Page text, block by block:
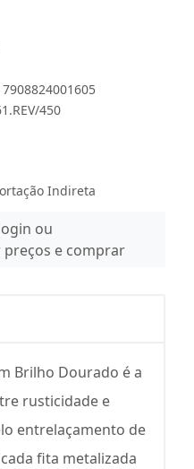
450
Indireta
ou
preços e comprar
Brilho Dourado é a
rusticidade e
entrelaçamento de
fita metalizada